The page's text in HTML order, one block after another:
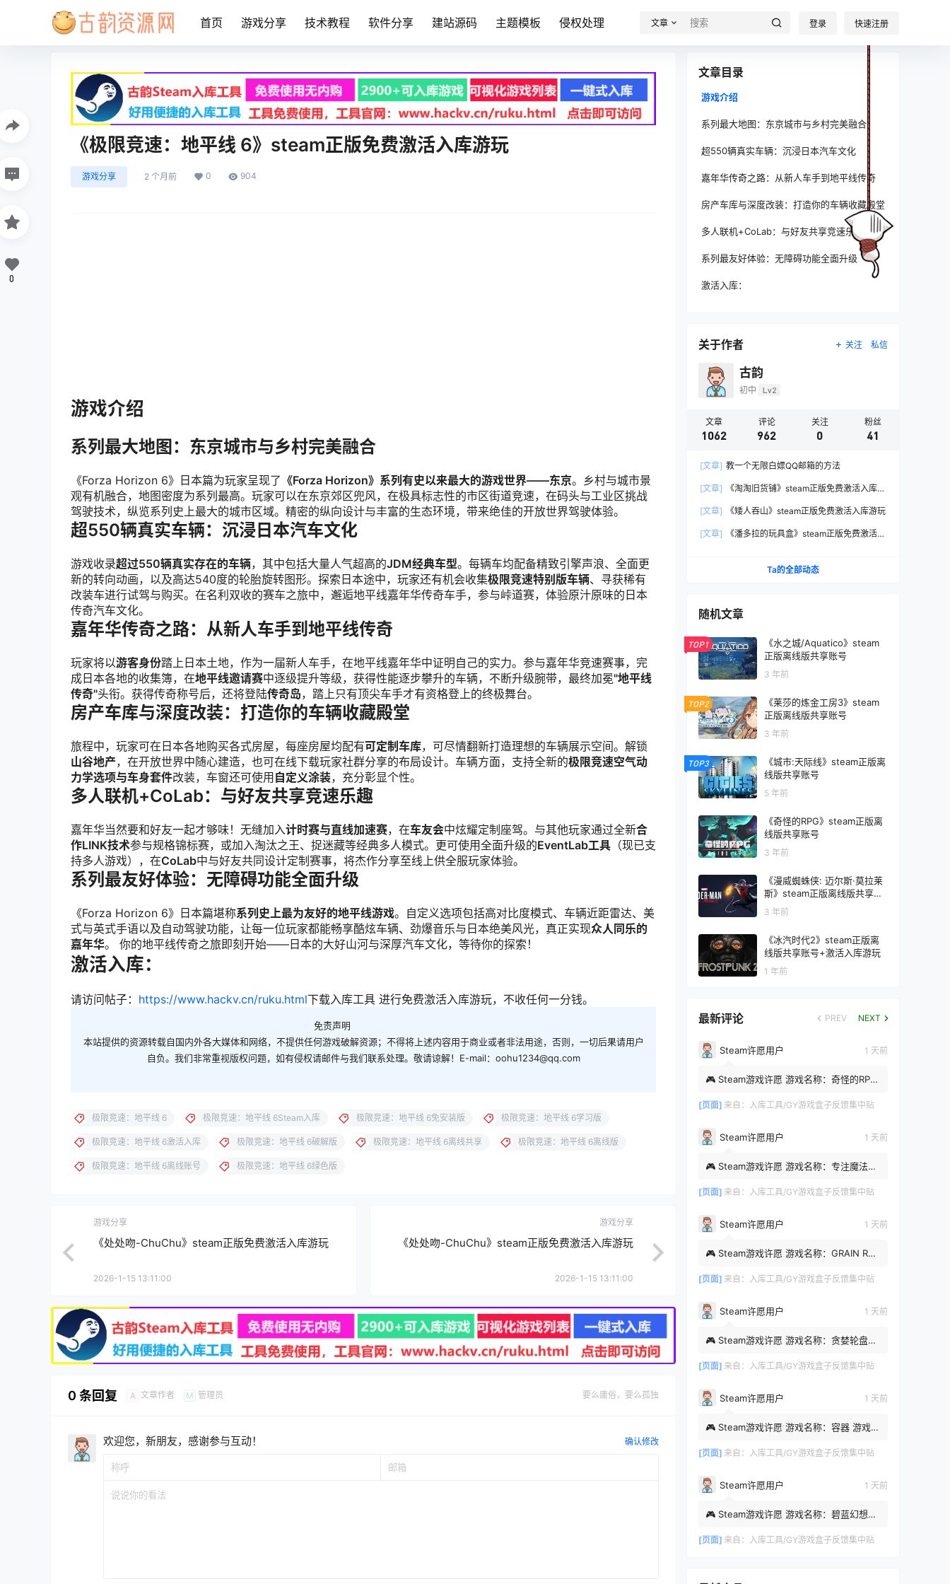
首页 游戏分享 技术教程 软件分享 建站源码 主题模板 侵权处理 文章 登录 快速注册
《极限竞速：地平线 6》steam正版免费激活入库游玩
游戏分享 2 个月前 0 904
游戏介绍
系列最大地图：东京城市与乡村完美融合
《Forza Horizon 6》日本篇为玩家呈现了 《Forza Horizon》系列有史以来最大的游戏世界——东京。乡村与城市景
观有机融合，地图密度为系列最高。玩家可以在东京郊区兜风，在极具标志性的市区街道竞速，在码头与工业区挑战
驾驶技术，纵览系列史上最大的城市区域。精密的纵向设计与丰富的生态环境，带来绝佳的开放世界驾驶体验。
超550辆真实车辆：沉浸日本汽车文化
游戏收录超过550辆真实存在的车辆，其中包括大量人气超高的JDM经典车型。每辆车均配备精致引擎声浪、全面更
新的转向动画，以及高达540度的轮胎旋转图形。探索日本途中，玩家还有机会收集极限竞速特别版车辆、寻获稀有
改装车进行试驾与购买。在名利双收的赛车之旅中，邂逅地平线嘉年华传奇车手，参与峠道赛，体验原汁原味的日本
传奇汽车文化。
嘉年华传奇之路：从新人车手到地平线传奇
玩家将以游客身份踏上日本土地，作为一届新人车手，在地平线嘉年华中证明自己的实力。参与嘉年华竞速赛事，完
成日本各地的收集簿，在地平线邀请赛中逐级提升等级，获得性能逐步攀升的车辆，不断升级腕带，最终加冕"地平线
传奇"头衔。获得传奇称号后，还将登陆传奇岛，踏上只有顶尖车手才有资格登上的终极舞台。
房产车库与深度改装：打造你的车辆收藏殿堂
旅程中，玩家可在日本各地购买各式房屋，每座房屋均配有可定制车库，可尽情翻新打造理想的车辆展示空间。解锁
山谷地产，在开放世界中随心建造，也可在线下载玩家社群分享的布局设计。车辆方面，支持全新的极限竞速空气动
力学选项与车身套件改装，车窗还可使用 自定义涂装，充分彰显个性。
多人联机+CoLab：与好友共享竞速乐趣
嘉年华当然要和好友一起才够味！无缝加入计时赛与直线加速赛，在车友会中炫耀定制座驾。与其他玩家通过全新合
作LINK技术参与规格锦标赛，或加入淘汰之王、捉迷藏等经典多人模式。更可使用全面升级的EventLab工具 （现已支
持多人游戏），在CoLab中与好友共同设计定制赛事，将杰作分享至线上供全服玩家体验。
系列最友好体验：无障碍功能全面升级
《Forza Horizon 6》日本篇堪称系列史上最为友好的地平线游戏。自定义选项包括高对比度模式、车辆近距雷达、美
式与英式手语以及自动驾驶功能，让每一位玩家都能畅享酷炫车辆、劲爆音乐与日本绝美风光，真正实现众人同乐的
嘉年华。 你的地平线传奇之旅即刻开始——日本的大好山河与深厚汽车文化，等待你的探索！
激活入库：
请访问帖子： https://www.hackv.cn/ruku.html下载入库工具 进行免费激活入库游玩，不收任何一分钱。
免责声明
本站提供的资源转载自国内外各大媒体和网络，不提供任何游戏破解资源；不得将上述内容用于商业或者非法用途，否则，一切后果请用户
自负。我们非常重视版权问题，如有侵权请邮件与我们联系处理。敬请谅解！E-mail：oohu1234@qq.com
0
极限竞速：地平线 6 极限竞速：地平线 6Steam入库 极限竞速：地平线 6免安装版 极限竞速：地平线 6学习版
极限竞速：地平线 6激活入库 极限竞速：地平线 6破解版 极限竞速：地平线 6离线共享 极限竞速：地平线 6离线版
极限竞速：地平线 6离线账号 极限竞速：地平线 6绿色版
游戏分享
《处处吻-ChuChu》steam正版免费激活入库游玩
2026-1-15 13:11:00
游戏分享
《处处吻-ChuChu》steam正版免费激活入库游玩
2026-1-15 13:11:00
0 条回复 A 文章作者 M 管理员 要么庸俗，要么孤独
欢迎您，新朋友，感谢参与互动！ 确认修改
文章目录
游戏介绍
系列最大地图：东京城市与乡村完美融合
超550辆真实车辆：沉浸日本汽车文化
嘉年华传奇之路：从新人车手到地平线传奇
房产车库与深度改装：打造你的车辆收藏殿堂
多人联机+CoLab：与好友共享竞速乐趣
系列最友好体验：无障碍功能全面升级
激活入库：
关于作者 关注 私信
古韵
初中 Lv2
文章
1062
评论
962
关注
0
粉丝
41
[文章] 教一个无限白嫖QQ邮箱的方法
[文章]
《淘淘旧货铺》steam正版免费激活入库游
[文章]
《矮人吞山》steam正版免费激活入库游玩
[文章]
《潘多拉的玩具盒》steam正版免费激活入
Ta的全部动态
随机文章
TOP1
《水之城/Aquatico》steam
正版离线版共享账号
3 年前
TOP2
《莱莎的炼金工房3》steam
正版离线版共享账号
3 年前
TOP3
《城市:天际线》steam正版离
线版共享账号
5 年前
《奇怪的RPG》steam正版离
线版共享账号
3 年前
《漫威蜘蛛侠: 迈尔斯·莫拉莱
斯》steam正版离线版共享账
3 年前
《冰汽时代2》steam正版离
线版共享账号+激活入库游玩
1 年前
最新评论 PREV NEXT
Steam许愿用户 1 天前
🎮 Steam游戏许愿 游戏名称：奇怪的RPG
08-08 09:10:56
[页面] 来自： 入库工具/GY游戏盒子反馈集中贴
Steam许愿用户 1 天前
🎮 Steam游戏许愿 游戏名称：专注魔法屋
钟 时间：2026-08-08 07:...
[页面] 来自： 入库工具/GY游戏盒子反馈集中贴
Steam许愿用户 1 天前
🎮 Steam游戏许愿 游戏名称：GRAIN ROT
08-08 01:46:39
[页面] 来自： 入库工具/GY游戏盒子反馈集中贴
Steam许愿用户 1 天前
🎮 Steam游戏许愿 游戏名称：贪婪轮盘
鸽，赌博 时间：2026-08-07 2...
[页面] 来自： 入库工具/GY游戏盒子反馈集中贴
Steam许愿用户 1 天前
🎮 Steam游戏许愿 游戏名称：容器 游戏类
19:55:46
[页面] 来自： 入库工具/GY游戏盒子反馈集中贴
Steam许愿用户 1 天前
🎮 Steam游戏许愿 游戏名称：碧蓝幻想
08-07 18:41:52
[页面] 来自： 入库工具/GY游戏盒子反馈集中贴